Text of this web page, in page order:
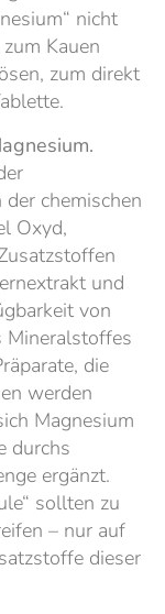
nicht
Kauen
zum direkt
chemischen
Oxyd,
und
von
Mineralstoffes
die
werden
Magnesium
durchs
ergänzt.
sollten zu
– nur auf
dieser